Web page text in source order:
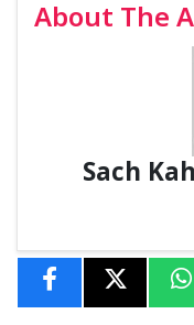
About The
Sach